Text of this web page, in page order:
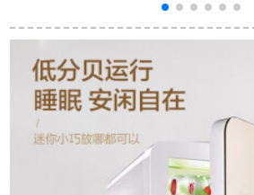
ンハウスハウスハウ
L白（車用のみみ）
小型家庭用17度のモ
ルモット精密育苗イ
ーフロワー血液清冷
蔵恒温箱は19 Lのモ
ルモット専門用温箱
を制御します。